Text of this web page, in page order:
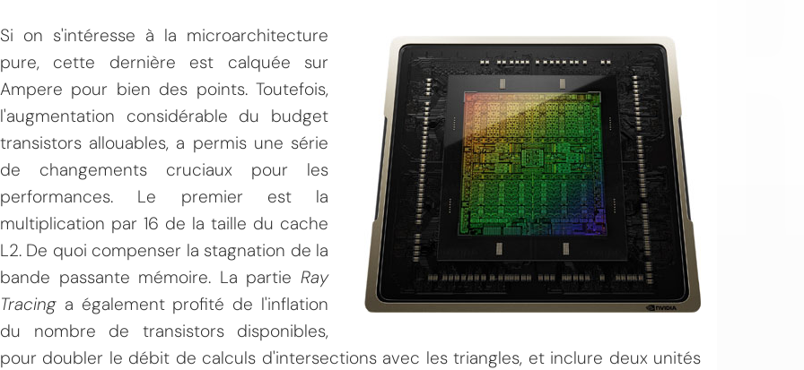
Si on s'intéresse à la microarchitecture
pure, cette dernière est calquée sur
Ampere pour bien des points. Toutefois,
l'augmentation considérable du budget
transistors allouables, a permis une série
de changements cruciaux pour les
performances. Le premier est la
multiplication par 16 de la taille du cache
L2. De quoi compenser la stagnation de la
bande passante mémoire. La partie Ray
Tracing a également profité de l'inflation
du nombre de transistors disponibles,
pour doubler le débit de calculs d'intersections avec les triangles, et inclure deux unités